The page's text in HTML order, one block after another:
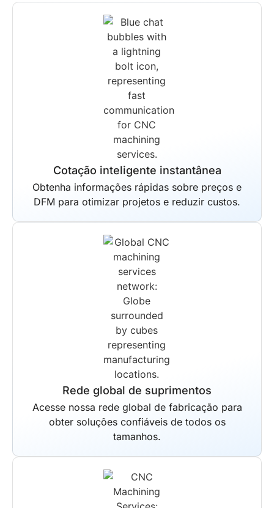
Soluções de ponta a ponta
Todo o seu fluxo de trabalho de
produção é gerenciado por nós do
início ao fim. A entrega programada é
garantida para todos os projetos,
independentemente da complexidade.
Cotação inteligente instantânea
Obtenha informações rápidas sobre preços e
DFM para otimizar projetos e reduzir custos.
Rede global de suprimentos
Acesse nossa rede global de fabricação para
obter soluções confiáveis de todos os
tamanhos.